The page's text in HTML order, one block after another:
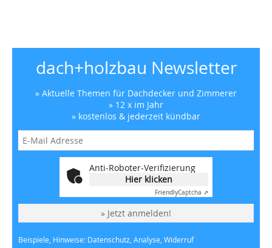
dach+holzbau Newsletter
» Aktuelle Themen für Dachdecker und Zimmerer
» 12 x im Jahr
» kostenlos & jederzeit kündbar
Anti-Roboter-Verifizierung
Hier klicken
FriendlyCaptcha ⇗
» Jetzt anmelden!
Beispiele, Hinweise: Datenschutz, Analyse, Widerruf